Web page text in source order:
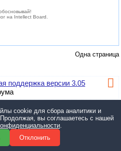
на Intellect Board.
Одна страница
поддержка версии 3.05
ответы не принимаются.
конфиденциальности
cookies
Pro3.05 Rebuild 2 © 2013-2026,
4X_Pro.
cookie для сбора аналитики и
вы соглашаетесь с нашей
.
Отклонить